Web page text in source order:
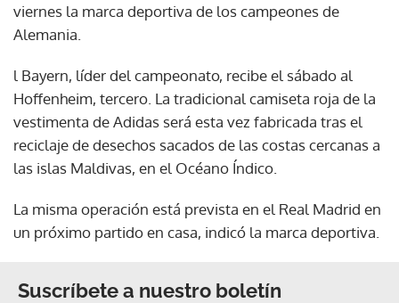
viernes la marca deportiva de los campeones de
Alemania.
l Bayern, líder del campeonato, recibe el sábado al
Hoffenheim, tercero. La tradicional camiseta roja de la
vestimenta de Adidas será esta vez fabricada tras el
reciclaje de desechos sacados de las costas cercanas a
las islas Maldivas, en el Océano Índico.
La misma operación está prevista en el Real Madrid en
un próximo partido en casa, indicó la marca deportiva.
Suscríbete a nuestro boletín